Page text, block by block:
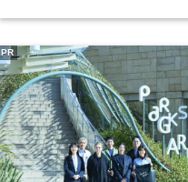
PR